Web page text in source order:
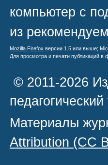
компьютер с
из
Mozilla Firefox версии 1.5 или выше;
Для просмотра и печати публикаций
© 2011-2026
Материалы
Attribution (CC